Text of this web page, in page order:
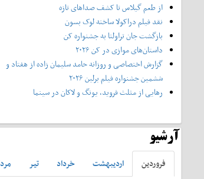
از طعم گیلاس تا کشف صداهای تازه
نقد فیلم دراکولا ساخته لوک بسون
بازگشت جان تراولتا به جشنواره کن
داستان‌های موازی در کن ۲۰۲۶
گزارش اختصاصی و روزانه حامد سلیمان زاده از هفتاد و‌
ششمین جشنواره فیلم برلین ۲۰۲۶
رهایی از مثلث فروید، یونگ و لاکان در سینما
آرشیو
فروردين ارديبهشت خرداد تير